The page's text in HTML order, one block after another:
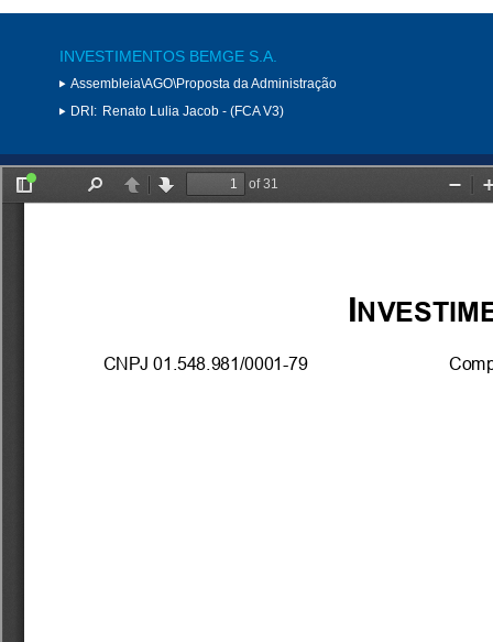
INVESTIMENTOS BEMGE S.A.
Assembleia\AGO\Proposta da Administração
DRI: Renato Lulia Jacob - (FCA V3)